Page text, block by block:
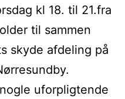
kl 18. til 21.fra
til sammen
skyde afdeling på
uforpligtende